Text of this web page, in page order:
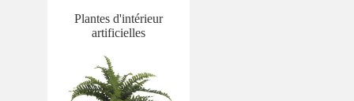
Plantes d'intérieur
artificielles